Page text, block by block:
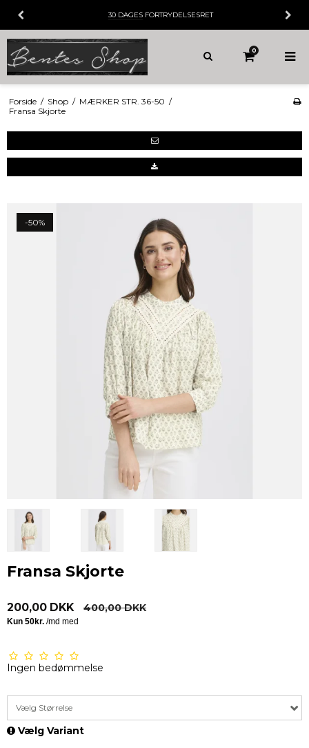
30 DAGES FORTRYDELSESRET
0
Forside / Shop / MÆRKER STR. 36-50 /
Fransa Skjorte
-50%
Fransa Skjorte
200,00 DKK 400,00 DKK
Ingen bedømmelse
Vælg Størrelse
Vælg Variant